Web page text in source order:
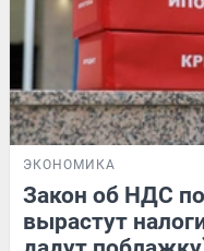
ЭКОНОМИКА
Закон об НДС
вырастут